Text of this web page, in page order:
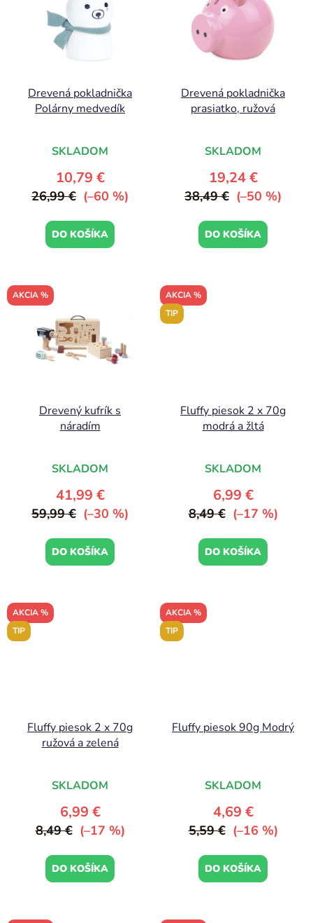
Drevená pokladnička
Polárny medvedík
SKLADOM
10,79 €
26,99 € (–60 %)
DO KOŠÍKA
Drevená pokladnička
prasiatko, ružová
SKLADOM
19,24 €
38,49 € (–50 %)
DO KOŠÍKA
AKCIA %
Drevený kufrík s
náradím
SKLADOM
41,99 €
59,99 € (–30 %)
DO KOŠÍKA
AKCIA %
TIP
Fluffy piesok 2 x 70g
modrá a žltá
SKLADOM
6,99 €
8,49 € (–17 %)
DO KOŠÍKA
AKCIA %
TIP
Fluffy piesok 2 x 70g
ružová a zelená
SKLADOM
6,99 €
8,49 € (–17 %)
DO KOŠÍKA
AKCIA %
TIP
Fluffy piesok 90g Modrý
SKLADOM
4,69 €
5,59 € (–16 %)
DO KOŠÍKA